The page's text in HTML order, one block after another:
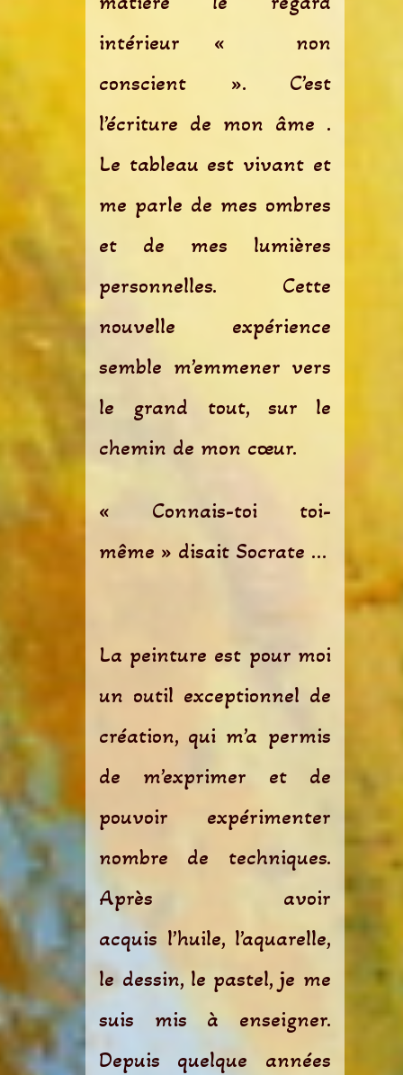
intérieur « non
conscient ». C’est
l’écriture de mon âme .
Le tableau est vivant et
me parle de mes ombres
et de mes lumières
personnelles. Cette
nouvelle expérience
semble m’emmener vers
le grand tout, sur le
chemin de mon cœur.
« Connais-toi toi-
même » disait Socrate …
La peinture est pour moi
un outil exceptionnel de
création, qui m’a permis
de m’exprimer et de
pouvoir expérimenter
nombre de techniques.
Après avoir
acquis l’huile, l’aquarelle,
le dessin, le pastel, je me
suis mis à enseigner.
Depuis quelque années